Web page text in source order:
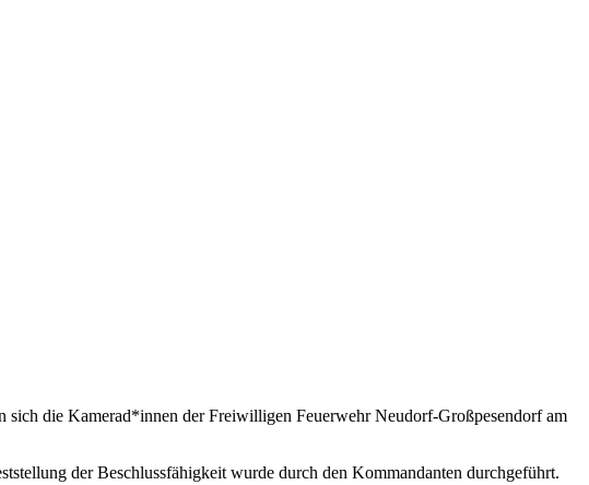
sich die Kamerad*innen der Freiwilligen Feuerwehr Neudorf-Großpesendorf am
der Beschlussfähigkeit wurde durch den Kommandanten durchgeführt.